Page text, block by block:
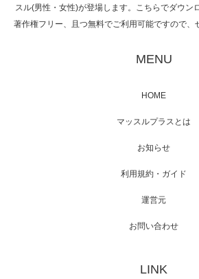
映画「メカバース」舞
【TV】NHK BS「
スル(男性・女性)が登場します。こちらでダウン
著作権フリー、且つ無料でご利用可能ですので、
MENU
HOME
マッスルプラスとは
お知らせ
利用規約・ガイド
運営元
お問い合わせ
LINK